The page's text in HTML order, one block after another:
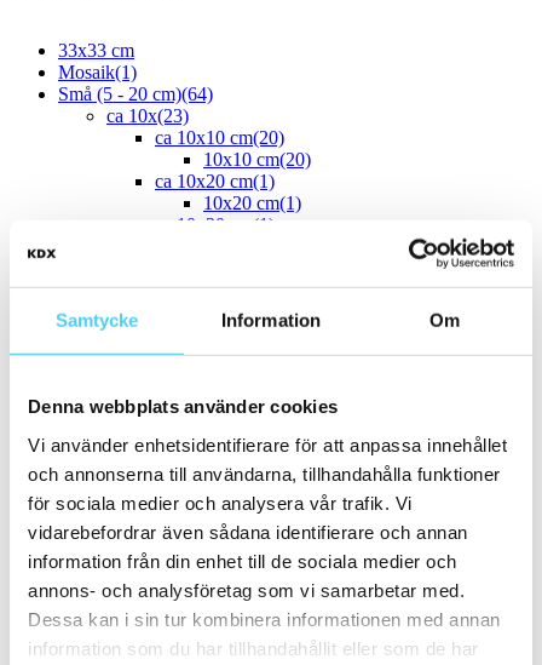
Samtycke Information Om
Denna webbplats använder cookies
Vi använder enhetsidentifierare för att anpassa innehållet
och annonserna till användarna, tillhandahålla funktioner
för sociala medier och analysera vår trafik. Vi
vidarebefordrar även sådana identifierare och annan
information från din enhet till de sociala medier och
annons- och analysföretag som vi samarbetar med.
Dessa kan i sin tur kombinera informationen med annan
information som du har tillhandahållit eller som de har
33x33 cm
Mosaik(1)
Små (5 - 20 cm)(64)
ca 10x(23)
ca 10x10 cm(20)
10x10 cm(20)
ca 10x20 cm(1)
10x20 cm(1)
ca 10x30 cm
(1)
10x60 cm(1)
ca 15x
ca 15x15 cm(34)
15x15 cm(34)
15x60 cm (1)
ca 20x(7)
ca 20x20 cm(5)
20x20 cm(5)
20x10 cm(1)
ca 20x60 cm(1)
20x60 cm(1)
Mellan (25 - 50 cm)(23)
ca 30x(22)
ca 30x10 cm(1)
30x10 cm
(1)